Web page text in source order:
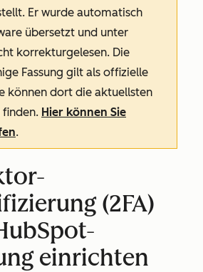
Er wurde automatisch
übersetzt und unter
korrekturgelesen. Die
Fassung gilt als offizielle
können dort die aktuellsten
Hier können Sie
.
(2FA)
einrichten